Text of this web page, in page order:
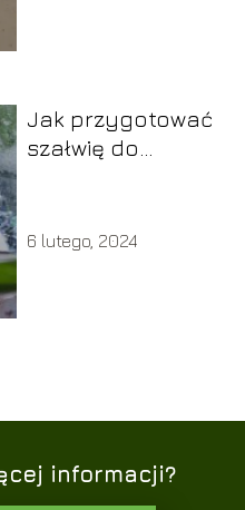
Jak przygotować
szałwię do
6 lutego, 2024
informacji?